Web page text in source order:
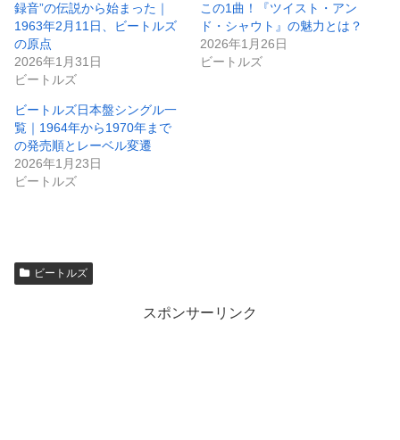
録音”の伝説から始まった｜
1963年2月11日、ビートルズ
の原点
2026年1月31日
ビートルズ
この1曲！『ツイスト・アン
ド・シャウト』の魅力とは？
2026年1月26日
ビートルズ
ビートルズ日本盤シングル一
覧｜1964年から1970年まで
の発売順とレーベル変遷
2026年1月23日
ビートルズ
ビートルズ
スポンサーリンク